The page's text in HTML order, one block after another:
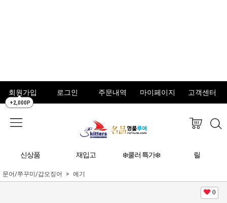
회원가입
+2,000P
로그인 주문내역 마이페이지 고객센터
신상품 재입고 ❄️쿨러 특가❄️ 릴
문어/쭈꾸미/갑오징어 에기
0